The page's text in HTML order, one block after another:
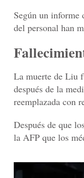
Según un informe
del personal han
La muerte de Liu
después de la
reemplazada con
Después de que
la AFP que los